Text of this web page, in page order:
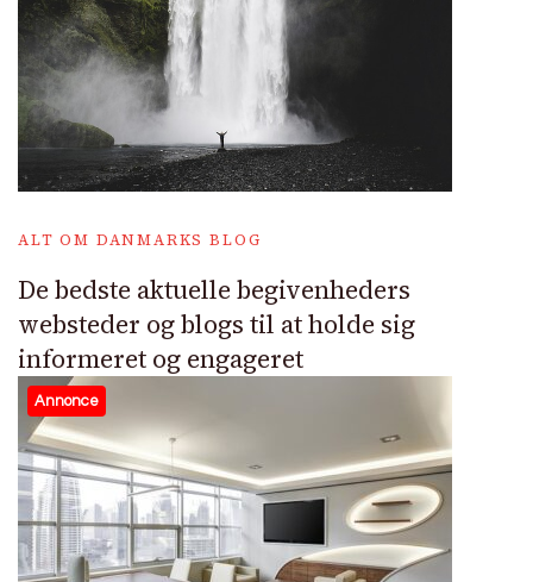
ALT OM DANMARKS BLOG
De bedste aktuelle begivenheders
websteder og blogs til at holde sig
informeret og engageret
Annonce